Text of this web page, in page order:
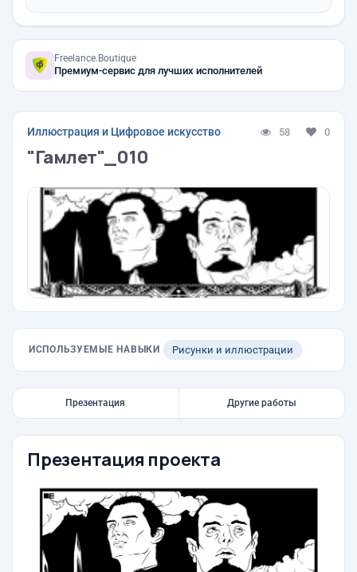
Freelance.Boutique
Премиум-сервис для лучших исполнителей
Иллюстрация и Цифровое искусство 58 0
"Гамлет"_010
ИСПОЛЬЗУЕМЫЕ НАВЫКИ Рисунки и иллюстрации
Презентация Другие работы
Презентация проекта